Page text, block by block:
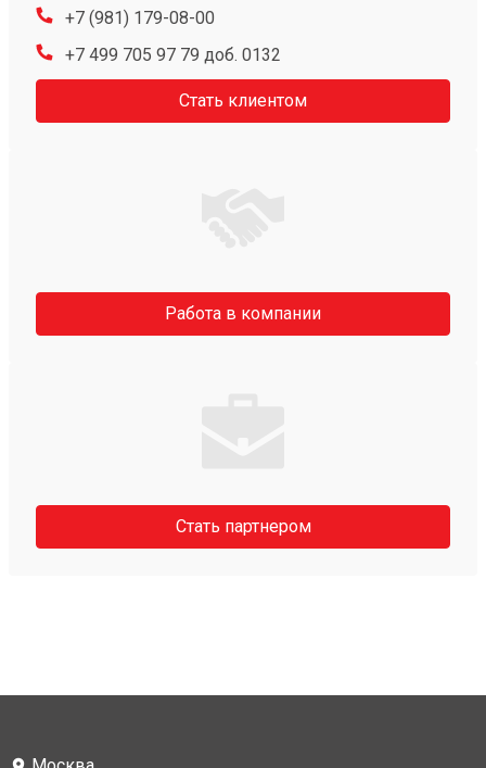
+7 (981) 179-08-00
+7 499 705 97 79 доб. 0132
Стать клиентом
Работа в компании
Стать партнером